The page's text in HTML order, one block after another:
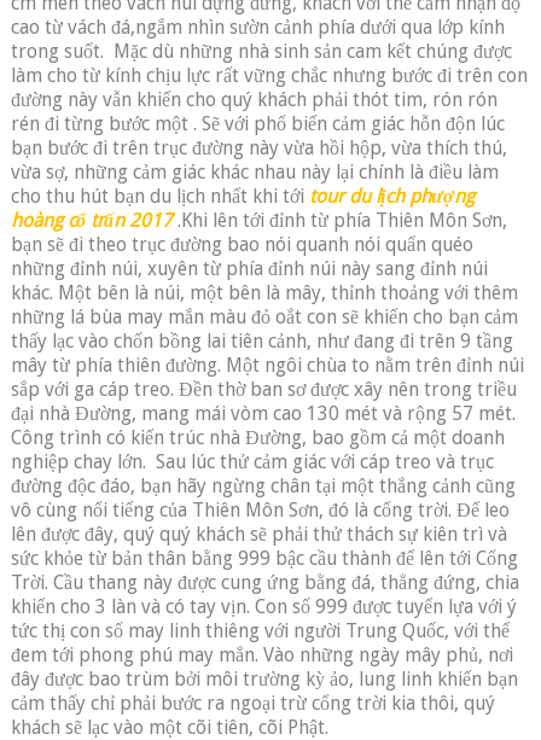
cao từ vách đá,ngắm nhìn sườn cảnh phía dưới qua lớp kính
trong suốt. Mặc dù những nhà sinh sản cam kết chúng được
làm cho từ kính chịu lực rất vững chắc nhưng bước đi trên con
đường này vẫn khiến cho quý khách phải thót tim, rón rón
rén đi từng bước một . Sẽ với phổ biến cảm giác hỗn độn lúc
bạn bước đi trên trục đường này vừa hồi hộp, vừa thích thú,
vừa sợ, những cảm giác khác nhau này lại chính là điều làm
cho thu hút bạn du lịch nhất khi tới tour du lịch phượng
hoàng cổ trấn 2017.Khi lên tới đỉnh từ phía Thiên Môn Sơn,
bạn sẽ đi theo trục đường bao nói quanh nói quẩn quéo
những đỉnh núi, xuyên từ phía đỉnh núi này sang đỉnh núi
khác. Một bên là núi, một bên là mây, thỉnh thoảng với thêm
những lá bùa may mắn màu đỏ oắt con sẽ khiến cho bạn cảm
thấy lạc vào chốn bồng lai tiên cảnh, như đang đi trên 9 tầng
mây từ phía thiên đường. Một ngôi chùa to nằm trên đỉnh núi
sắp với ga cáp treo. Đền thờ ban sơ được xây nên trong triều
đại nhà Đường, mang mái vòm cao 130 mét và rộng 57 mét.
Công trình có kiến ​​trúc nhà Đường, bao gồm cả một doanh
nghiệp chay lớn. Sau lúc thử cảm giác với cáp treo và trục
đường độc đáo, bạn hãy ngừng chân tại một thắng cảnh cũng
vô cùng nổi tiếng của Thiên Môn Sơn, đó là cổng trời. Để leo
lên được đây, quý quý khách sẽ phải thử thách sự kiên trì và
sức khỏe từ bản thân bằng 999 bậc cầu thành để lên tới Cổng
Trời. Cầu thang này được cung ứng bằng đá, thẳng đứng, chia
khiến cho 3 làn và có tay vịn. Con số 999 được tuyển lựa với ý
tức thị con số may linh thiêng với người Trung Quốc, với thể
đem tới phong phú may mắn. Vào những ngày mây phủ, nơi
đây được bao trùm bởi môi trường kỳ ảo, lung linh khiến bạn
cảm thấy chỉ phải bước ra ngoại trừ cổng trời kia thôi, quý
khách sẽ lạc vào một cõi tiên, cõi Phật.